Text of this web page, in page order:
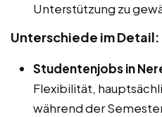
Unterstützung zu
Unterschiede im Detail:
Studentenjobs in
Flexibilität,
während der